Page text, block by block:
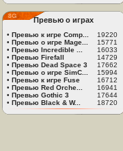
Превью о играх
• Превью к игре Comp...
19220
• Превью о игре Mage...
15771
• Превью Incredible ...
16033
• Превью Firefall
14729
• Превью Dead Space 3
17662
• Превью о игре SimC...
15994
• Превью к игре Fuse
16712
• Превью Red Orche...
16941
• Превью Gothic 3
17644
• Превью Black & W... 18720